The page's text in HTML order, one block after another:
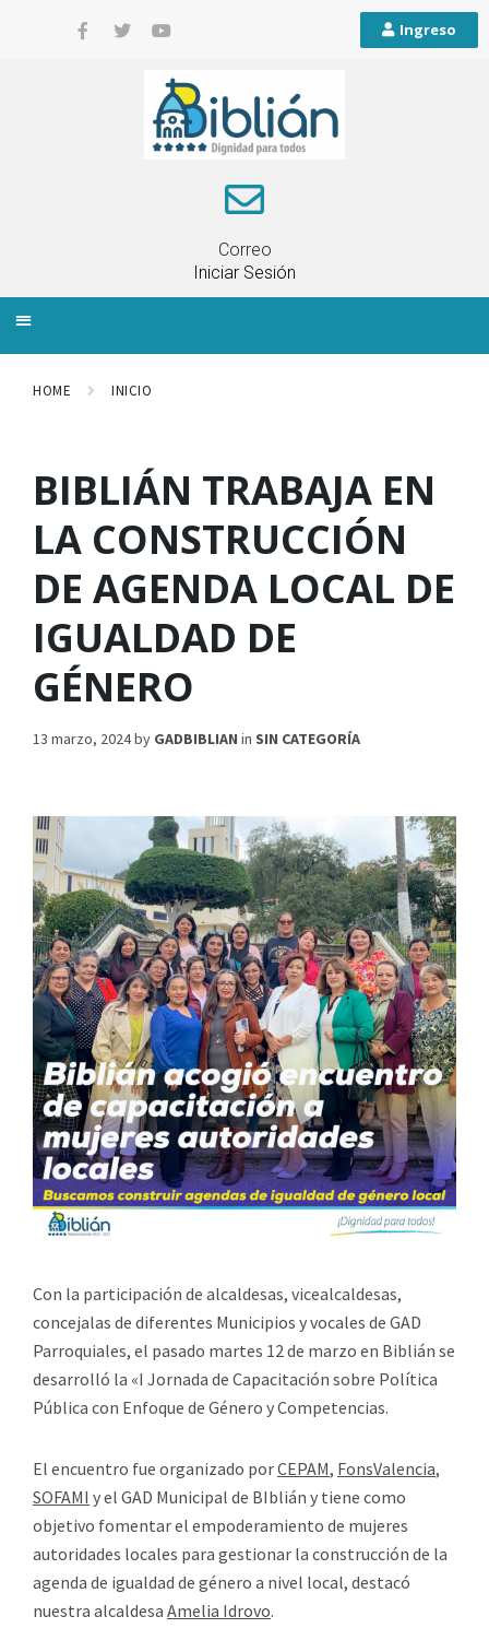
Ingreso
Correo
Iniciar Sesión
HOME INICIO
BIBLIÁN TRABAJA EN
LA CONSTRUCCIÓN
DE AGENDA LOCAL DE
IGUALDAD DE
GÉNERO
13 marzo, 2024by GADBIBLIAN in SIN CATEGORÍA
Con la participación de alcaldesas, vicealcaldesas,
concejalas de diferentes Municipios y vocales de GAD
Parroquiales, el pasado martes 12 de marzo en Biblián se
desarrolló la «I Jornada de Capacitación sobre Política
Pública con Enfoque de Género y Competencias.
El encuentro fue organizado porCEPAM, FonsValencia,
SOFAMI y el GAD Municipal de BIblián y tiene como
objetivo fomentar el empoderamiento de mujeres
autoridades locales para gestionar la construcción de la
agenda de igualdad de género a nivel local, destacó
nuestra alcaldesa Amelia Idrovo.